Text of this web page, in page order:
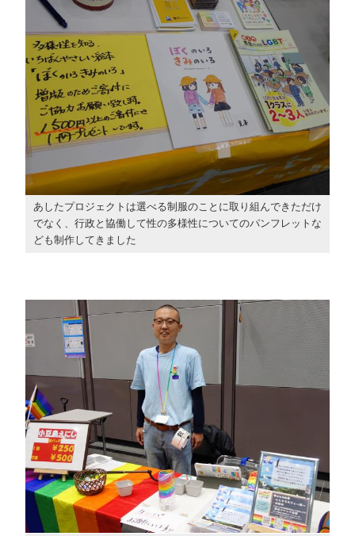
あしたプロジェクトは選べる制服のことに取り組んできただけ
でなく、行政と協働して性の多様性についてのパンフレットな
ども制作してきました